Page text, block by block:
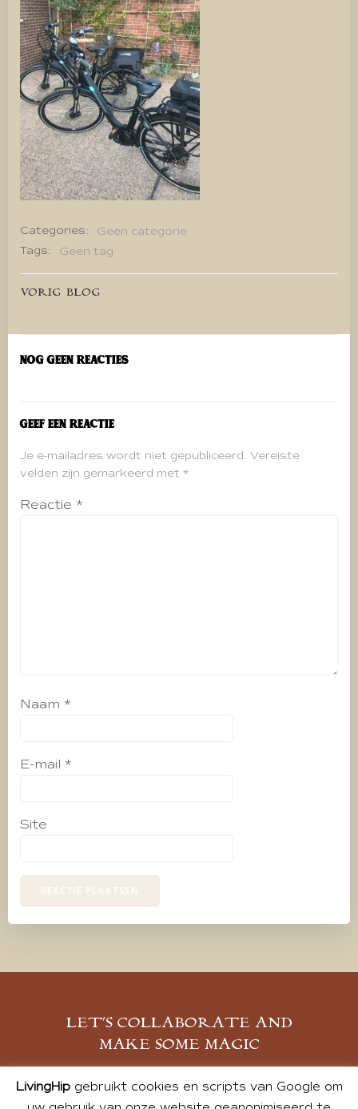
Categories:
Geen categorie
Tags:
Geen tag
Bericht
navigatie
VORIG BLOG
Nog geen reacties
Geef een reactie
Je e-mailadres wordt niet gepubliceerd. Vereiste
velden zijn gemarkeerd met *
Reactie *
Naam *
E-mail *
Site
LET’S COLLABORATE AND
MAKE SOME MAGIC
MELD JE AAN
LivingHipgebruikt cookies en scripts van Google om